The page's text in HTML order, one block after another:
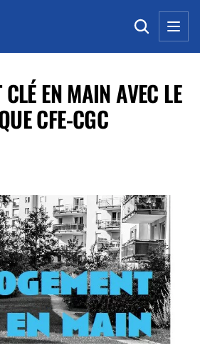
CLÉ EN MAIN AVEC LE
CFE-CGC
fenêtre)
(nouvelle fenêtre)
(nouvelle fenêtre)
LinkedIn (nouvelle fenêtre)